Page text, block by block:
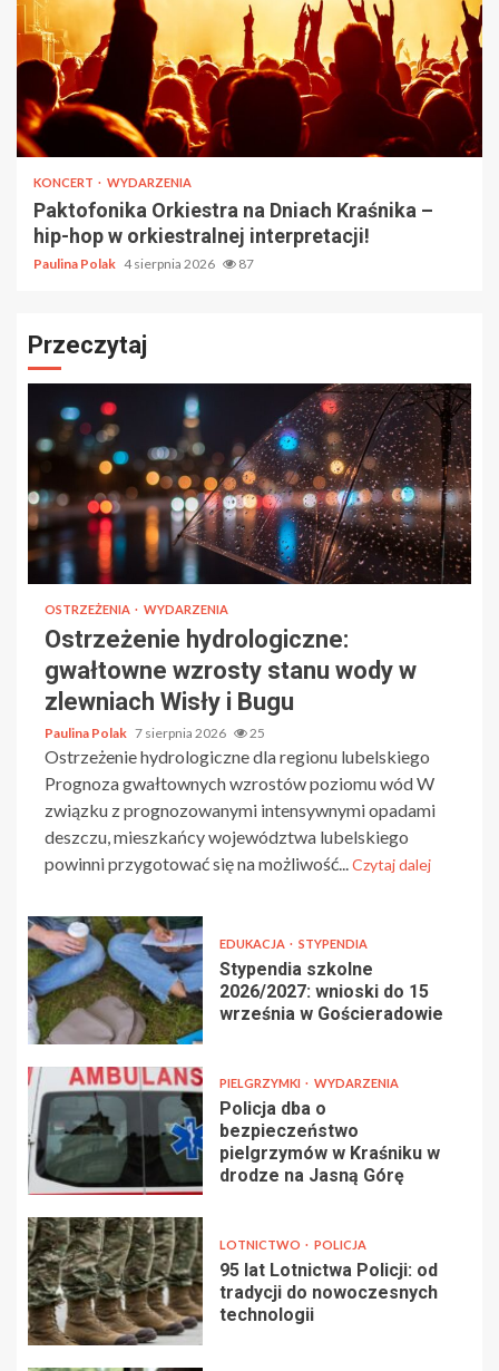
KONCERT WYDARZENIA
Paktofonika Orkiestra na Dniach Kraśnika –
hip-hop w orkiestralnej interpretacji!
Paulina Polak 4 sierpnia 2026 87
Przeczytaj
OSTRZEŻENIA WYDARZENIA
Ostrzeżenie hydrologiczne:
gwałtowne wzrosty stanu wody w
zlewniach Wisły i Bugu
Paulina Polak 7 sierpnia 2026 25
Ostrzeżenie hydrologiczne dla regionu lubelskiego
Prognoza gwałtownych wzrostów poziomu wód W
związku z prognozowanymi intensywnymi opadami
deszczu, mieszkańcy województwa lubelskiego
powinni przygotować się na możliwość... Czytaj dalej
EDUKACJA STYPENDIA
Stypendia szkolne
2026/2027: wnioski do 15
września w Gościeradowie
PIELGRZYMKI WYDARZENIA
Policja dba o
bezpieczeństwo
pielgrzymów w Kraśniku w
drodze na Jasną Górę
LOTNICTWO POLICJA
95 lat Lotnictwa Policji: od
tradycji do nowoczesnych
technologii